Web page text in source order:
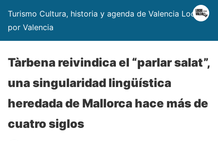
Turismo Cultura, historia y agenda de Valencia Locos
por Valencia
Tàrbena reivindica el “parlar salat”,
una singularidad lingüística
heredada de Mallorca hace más de
cuatro siglos